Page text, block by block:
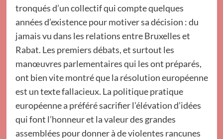
tronqués d’un collectif qui compte quelques
années d’existence pour motiver sa décision : du
jamais vu dans les relations entre Bruxelles et
Rabat. Les premiers débats, et surtout les
manœuvres parlementaires qui les ont préparés,
ont bien vite montré que la résolution européenne
est un texte fallacieux. La politique pratique
européenne a préféré sacrifier l’élévation d’idées
qui font l’honneur et la valeur des grandes
assemblées pour donner à de violentes rancunes